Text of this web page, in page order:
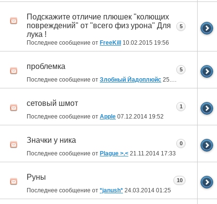
Подскажите отличие плюшек "колющих
повреждений" от "всего физ урона" Для
лука !
Последнее сообщение от FreeKill 10.02.2015 19:56
5
проблемка
Последнее сообщение от Злобный Йадоплюйс 25.12.2014 10:14
5
сетовый шмот
Последнее сообщение от Apple 07.12.2014 19:52
1
Значки у ника
Последнее сообщение от Plague >.< 21.11.2014 17:33
0
Руны
Последнее сообщение от *janush* 24.03.2014 01:25
10